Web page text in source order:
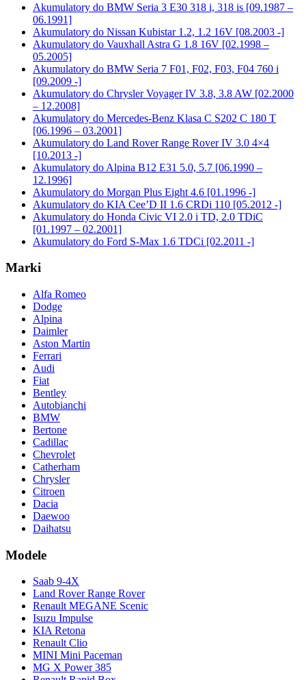
Akumulatory do BMW Seria 3 E30 318 i, 318 is [09.1987 –
06.1991]
Akumulatory do Nissan Kubistar 1.2, 1.2 16V [08.2003 -]
Akumulatory do Vauxhall Astra G 1.8 16V [02.1998 –
05.2005]
Akumulatory do BMW Seria 7 F01, F02, F03, F04 760 i
[09.2009 -]
Akumulatory do Chrysler Voyager IV 3.8, 3.8 AW [02.2000
– 12.2008]
Akumulatory do Mercedes-Benz Klasa C S202 C 180 T
[06.1996 – 03.2001]
Akumulatory do Land Rover Range Rover IV 3.0 4×4
[10.2013 -]
Akumulatory do Alpina B12 E31 5.0, 5.7 [06.1990 –
12.1996]
Akumulatory do Morgan Plus Eight 4.6 [01.1996 -]
Akumulatory do KIA Cee’D II 1.6 CRDi 110 [05.2012 -]
Akumulatory do Honda Civic VI 2.0 i TD, 2.0 TDiC
[01.1997 – 02.2001]
Akumulatory do Ford S-Max 1.6 TDCi [02.2011 -]
Marki
Alfa Romeo
Dodge
Alpina
Daimler
Aston Martin
Ferrari
Audi
Fiat
Bentley
Autobianchi
BMW
Bertone
Cadillac
Chevrolet
Catherham
Chrysler
Citroen
Dacia
Daewoo
Daihatsu
Modele
Saab 9-4X
Land Rover Range Rover
Renault MEGANE Scenic
Isuzu Impulse
KIA Retona
Renault Clio
MINI Mini Paceman
MG X Power 385